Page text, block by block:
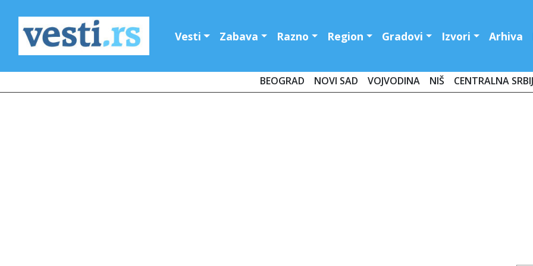
Vesti Zabava Razno Region Gradovi Izvori Arhiva
BEOGRAD NOVI SAD VOJVODINA NIŠ CENTRALNA